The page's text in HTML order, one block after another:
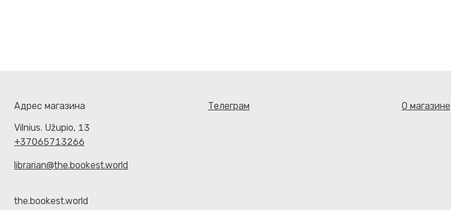
Адрес магазина
Vilnius. Užupio, 13
+37065713266
librarian@the.bookest.world
Телеграм О магазине
the.bookest.world